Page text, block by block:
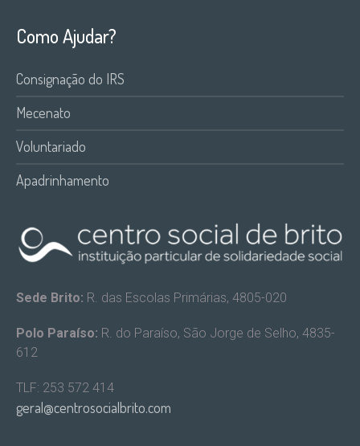
Como Ajudar?
Consignação do IRS
Mecenato
Voluntariado
Apadrinhamento
Sede Brito: R. das Escolas Primárias, 4805-020
Polo Paraíso: R. do Paraíso, São Jorge de Selho, 4835-
612
TLF: 253 572 414
geral@centrosocialbrito.com